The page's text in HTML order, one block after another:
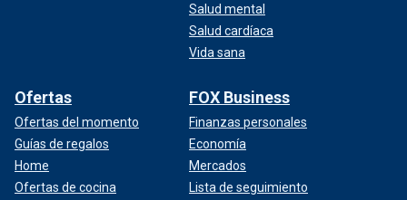
Salud mental
Salud cardíaca
Vida sana
Ofertas
Ofertas del momento
Guías de regalos
Home
Ofertas de cocina
FOX Business
Finanzas personales
Economía
Mercados
Lista de seguimiento